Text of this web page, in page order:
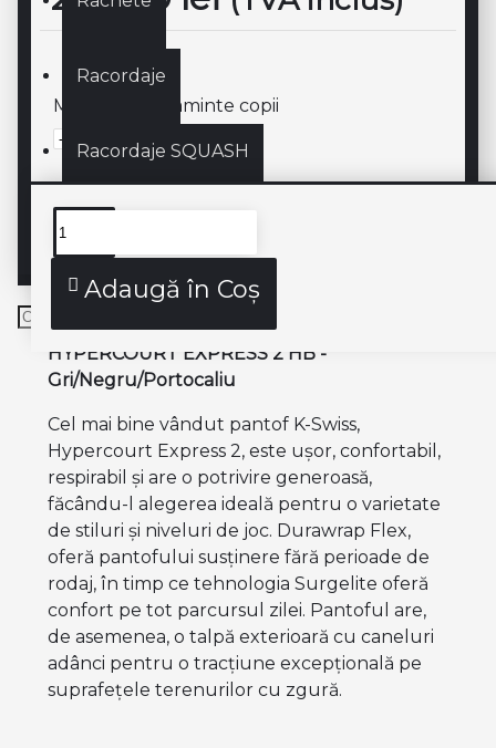
Racordaje
Racordaje SQUASH
Marime incaltaminte copii
Adaugă în Coş
Descriere produs
HYPERCOURT EXPRESS 2 HB -
Gri/Negru/Portocaliu
Cel mai bine vândut pantof K-Swiss,
Hypercourt Express 2, este ușor, confortabil,
respirabil și are o potrivire generoasă,
făcându-l alegerea ideală pentru o varietate
de stiluri și niveluri de joc. Durawrap Flex,
oferă pantofului susținere fără perioade de
rodaj, în timp ce tehnologia Surgelite oferă
confort pe tot parcursul zilei. Pantoful are,
de asemenea, o talpă exterioară cu caneluri
adânci pentru o tracțiune excepțională pe
suprafețele terenurilor cu zgură.